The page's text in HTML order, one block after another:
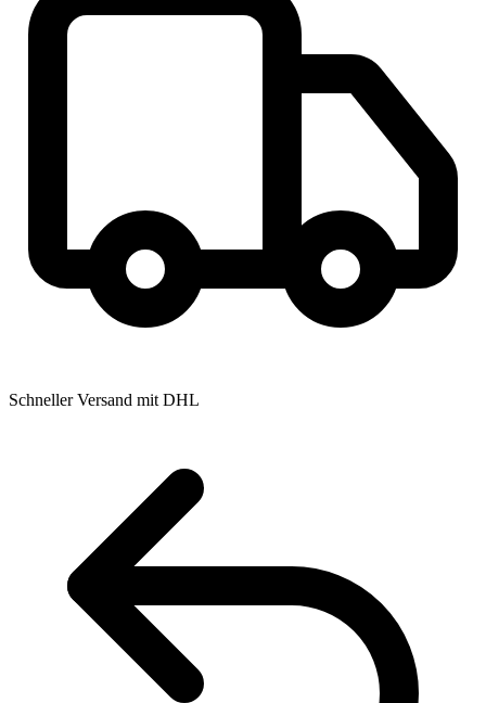
Schneller Versand mit DHL